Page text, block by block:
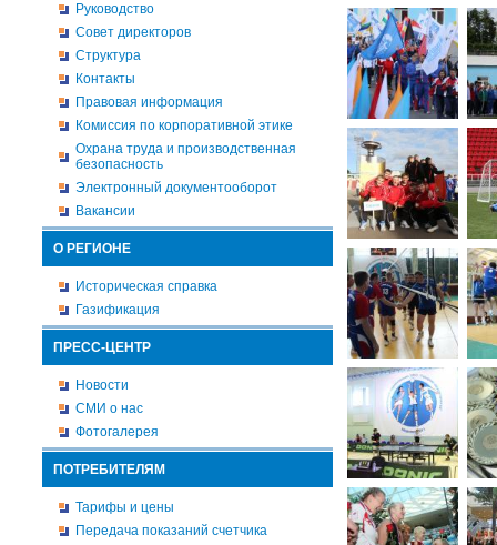
Руководство
Совет директоров
Структура
Контакты
Правовая информация
Комиссия по корпоративной этике
Охрана труда и производственная
безопасность
Электронный документооборот
Вакансии
О РЕГИОНЕ
Историческая справка
Газификация
ПРЕСС-ЦЕНТР
Новости
СМИ о нас
Фотогалерея
ПОТРЕБИТЕЛЯМ
Тарифы и цены
Передача показаний счетчика